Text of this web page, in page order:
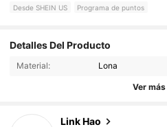
Desde SHEIN US Programa de puntos
Detalles Del Producto
Material: Lona
Ver más
Link Hao
4.84 2.9K Seguidores
2.9K Seguidores